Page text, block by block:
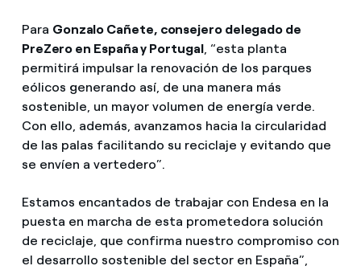
Para Gonzalo Cañete, consejero delegado de
PreZero en España y Portugal, “esta planta
permitirá impulsar la renovación de los parques
eólicos generando así, de una manera más
sostenible, un mayor volumen de energía verde.
Con ello, además, avanzamos hacia la circularidad
de las palas facilitando su reciclaje y evitando que
se envíen a vertedero”.
Estamos encantados de trabajar con Endesa en la
puesta en marcha de esta prometedora solución
de reciclaje, que confirma nuestro compromiso con
el desarrollo sostenible del sector en España”,